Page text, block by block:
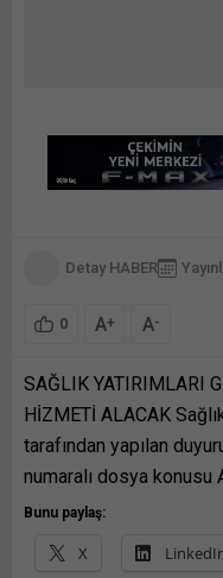
Detay HABER
0 A+ A-
SAĞLIK YATIRIMLARI
HİZMETİ ALACAK
tarafından yapılan
numaralı dosya konusu
Bunu paylaş:
X